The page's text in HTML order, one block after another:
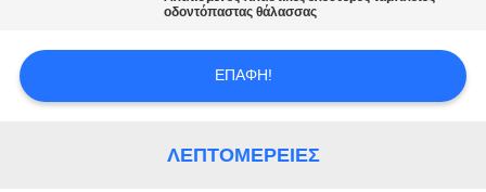
ΑΠΌΣΠΑΣΜΑ
ΙΣΤΌΤΟΠΟΥ
οδοντόπαστας θάλασσας
ΕΠΑΦΉ!
ΛΕΠΤΟΜΈΡΕΙΕΣ